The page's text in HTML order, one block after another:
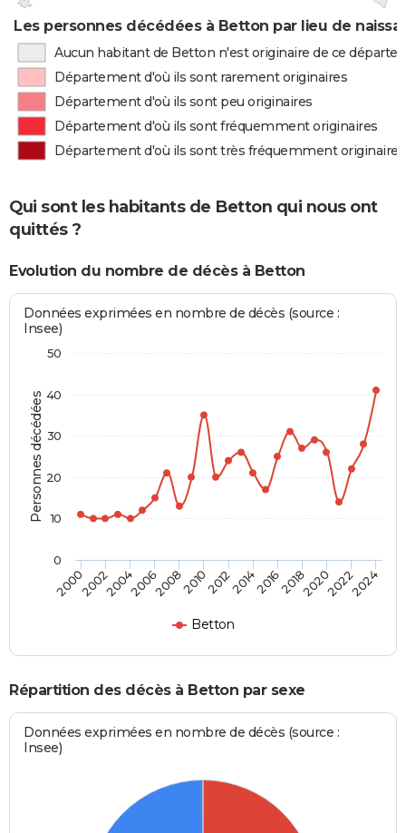
Les personnes décédées à Betton par lieu de
Aucun habitant de Betton n'est originaire de ce
Département d'où ils sont rarement originaires
Département d'où ils sont peu originaires
Département d'où ils sont fréquemment originaires
Département d'où ils sont très fréquemment originaires
Qui sont les habitants de Betton qui nous ont
quittés ?
Evolution du nombre de décès à Betton
Personnes décédées
Données exprimées en nombre de décès (source :
Insee)
Betton
2000200220042006200820102012201420162018202020222024
0
10
20
30
40
50
Répartition des décès à Betton par sexe
Données exprimées en nombre de décès (source :
Insee)